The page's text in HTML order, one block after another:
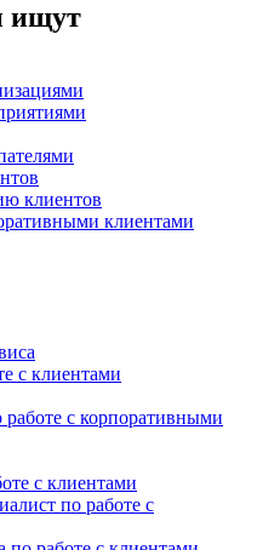
ищут
клиентов
клиентами
с клиентами
работе с корпоративными
с клиентами
по работе с